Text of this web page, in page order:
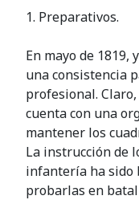
1. Preparativos.
En mayo de
una consistencia
profesional.
cuenta con una
mantener los
La instrucción de
infantería ha sido
probarlas en